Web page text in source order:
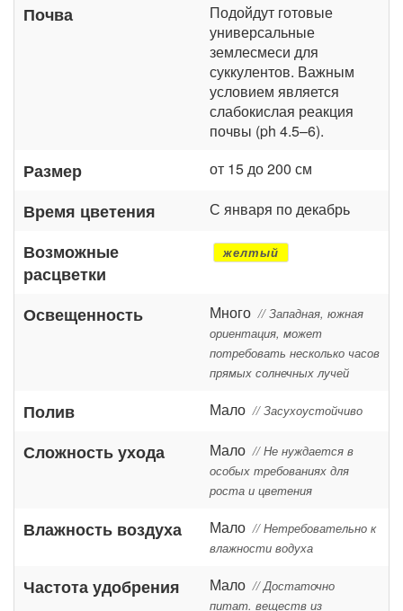
Почва
Подойдут готовые
универсальные
землесмеси для
суккулентов. Важным
условием является
слабокислая реакция
почвы (ph 4.5–6).
Размер от 15 до 200 см
Время цветения С января по декабрь
Возможные
расцветки
желтый
Освещенность Много // Западная, южная
ориентация, может
потребовать несколько часов
прямых солнечных лучей
Полив Мало // Засухоустойчиво
Сложность ухода Мало // Не нуждается в
особых требованиях для
роста и цветения
Влажность воздуха Мало // Нетребовательно к
влажности водуха
Частота удобрения Мало // Достаточно
питат. веществ из